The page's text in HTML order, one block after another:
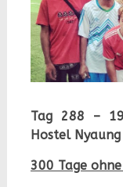
Tag 288 –
Hostel
300 Tage